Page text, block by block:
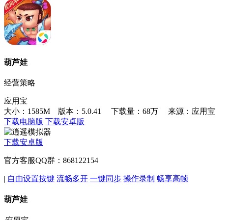
葫芦娃
经营策略
应用宝
大小：1585M 版本：5.0.41
下载量：68万
来源：应用宝
下载电脑版 下载安卓版
下载安卓版
官方客服QQ群：868122154
| 自由设置按键 流畅多开 一键同步 操作录制 畅享高帧
葫芦娃